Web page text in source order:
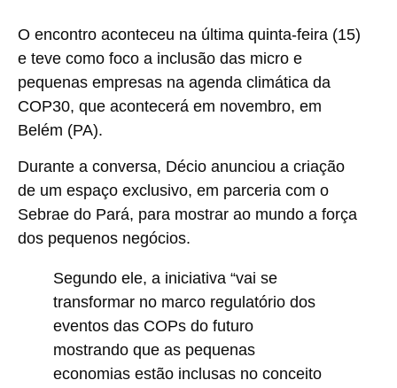
O encontro aconteceu na última quinta-feira (15)
e teve como foco a inclusão das micro e
pequenas empresas na agenda climática da
COP30, que acontecerá em novembro, em
Belém (PA).
Durante a conversa, Décio anunciou a criação
de um espaço exclusivo, em parceria com o
Sebrae do Pará, para mostrar ao mundo a força
dos pequenos negócios.
Segundo ele, a iniciativa “vai se
transformar no marco regulatório dos
eventos das COPs do futuro
mostrando que as pequenas
economias estão inclusas no conceito